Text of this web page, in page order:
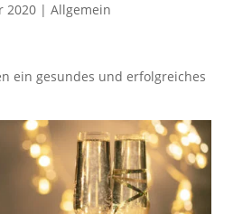
2020| Allgemein
ein gesundes und erfolgreiches